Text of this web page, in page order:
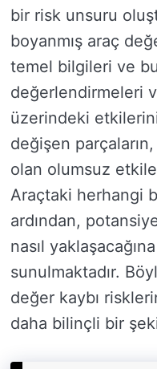
bir risk unsuru
boyanmış araç
temel bilgileri ve
değerlendirmeleri
üzerindeki
değişen
olan olumsuz
Araçtaki herhangi
ardından,
nasıl
sunulmaktadır.
değer kaybı
daha bilinçli bir